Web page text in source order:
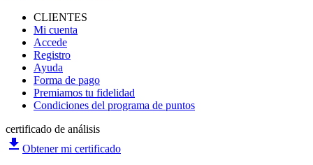
CLIENTES
Mi cuenta
Accede
Registro
Ayuda
Forma de pago
Premiamos tu fidelidad
Condiciones del programa de puntos
certificado de análisis
file_download Obtener mi certificado